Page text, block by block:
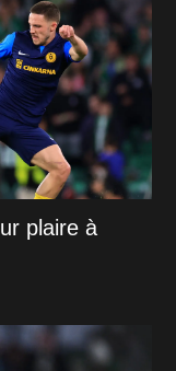
plaire à